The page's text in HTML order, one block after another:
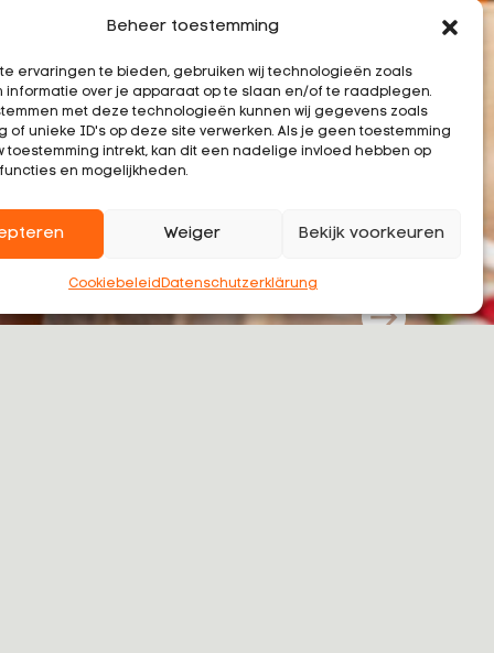
Beheer toestemming
ervaringen te bieden, gebruiken wij technologieën zoals
informatie over je apparaat op te slaan en/of te raadplegen.
met deze technologieën kunnen wij gegevens zoals
of unieke ID's op deze site verwerken. Als je geen toestemming
toestemming intrekt, kan dit een nadelige invloed hebben op
en mogelijkheden.
Weiger Bekijk voorkeuren
Cookiebeleid Datenschutzerklärung